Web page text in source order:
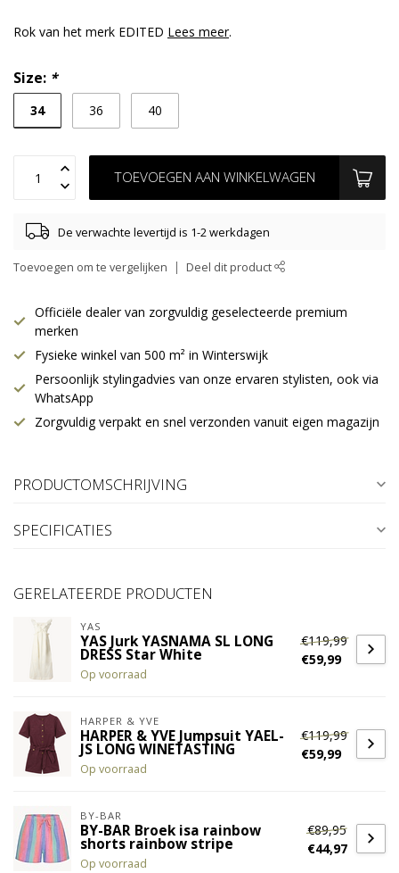
Rok van het merk EDITED Lees meer.
Size: *
34 36 40
TOEVOEGEN AAN WINKELWAGEN
De verwachte levertijd is 1-2 werkdagen
Toevoegen om te vergelijken Deel dit product
Officiële dealer van zorgvuldig geselecteerde premium
merken
Fysieke winkel van 500 m² in Winterswijk
Persoonlijk stylingadvies van onze ervaren stylisten, ook via
WhatsApp
Zorgvuldig verpakt en snel verzonden vanuit eigen magazijn
PRODUCTOMSCHRIJVING
SPECIFICATIES
GERELATEERDE PRODUCTEN
YAS
YAS Jurk YASNAMA SL LONG
DRESS Star White
Op voorraad
€119,99
€59,99
HARPER & YVE
HARPER & YVE Jumpsuit YAEL-
JS LONG WINETASTING
Op voorraad
€119,99
€59,99
BY-BAR
BY-BAR Broek isa rainbow
shorts rainbow stripe
Op voorraad
€89,95
€44,97